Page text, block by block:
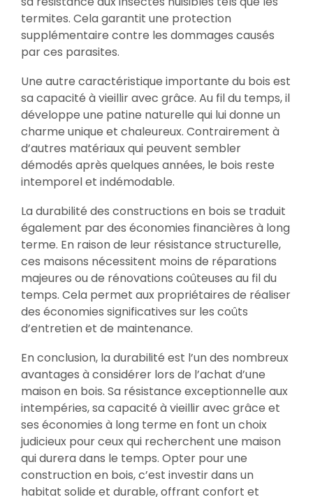
termites. Cela garantit une protection
supplémentaire contre les dommages causés
par ces parasites.
Une autre caractéristique importante du bois est
sa capacité à vieillir avec grâce. Au fil du temps, il
développe une patine naturelle qui lui donne un
charme unique et chaleureux. Contrairement à
d’autres matériaux qui peuvent sembler
démodés après quelques années, le bois reste
intemporel et indémodable.
La durabilité des constructions en bois se traduit
également par des économies financières à long
terme. En raison de leur résistance structurelle,
ces maisons nécessitent moins de réparations
majeures ou de rénovations coûteuses au fil du
temps. Cela permet aux propriétaires de réaliser
des économies significatives sur les coûts
d’entretien et de maintenance.
En conclusion, la durabilité est l’un des nombreux
avantages à considérer lors de l’achat d’une
maison en bois. Sa résistance exceptionnelle aux
intempéries, sa capacité à vieillir avec grâce et
ses économies à long terme en font un choix
judicieux pour ceux qui recherchent une maison
qui durera dans le temps. Opter pour une
construction en bois, c’est investir dans un
habitat solide et durable, offrant confort et